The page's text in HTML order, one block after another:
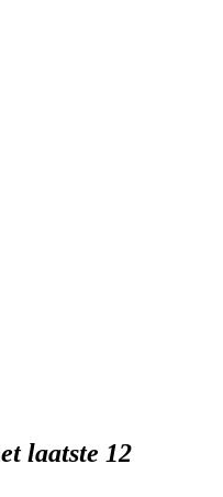
laatste 12